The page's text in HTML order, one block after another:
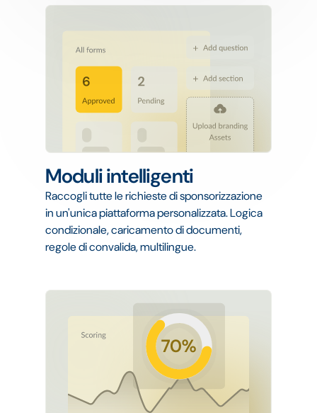
Moduli intelligenti
Raccogli tutte le richieste di sponsorizzazione
in un'unica piattaforma personalizzata. Logica
condizionale, caricamento di documenti,
regole di convalida, multilingue.